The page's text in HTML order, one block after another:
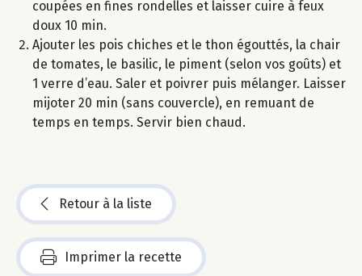
coupées en fines rondelles et laisser cuire à feux
doux 10 min.
Ajouter les pois chiches et le thon égouttés, la chair
de tomates, le basilic, le piment (selon vos goûts) et
1 verre d’eau. Saler et poivrer puis mélanger. Laisser
mijoter 20 min (sans couvercle), en remuant de
temps en temps. Servir bien chaud.
Retour à la liste
Imprimer la recette